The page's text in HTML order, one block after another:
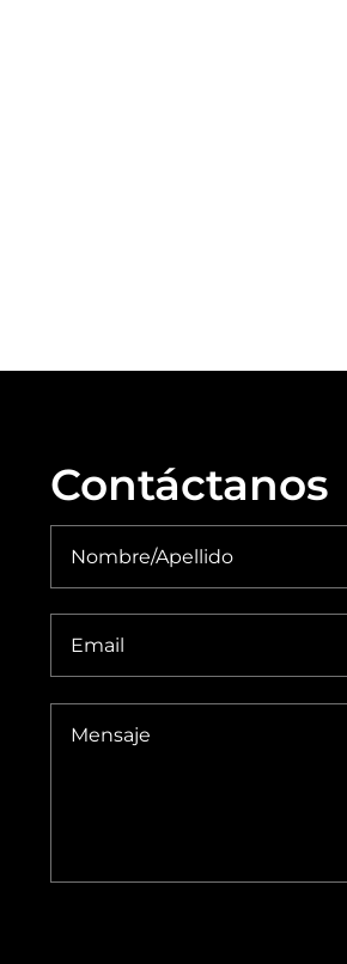
Contáctanos